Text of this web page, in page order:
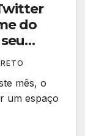
do
mês, o
um espaço